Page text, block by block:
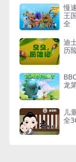
慢
王
全
迪
历
龙
儿
全